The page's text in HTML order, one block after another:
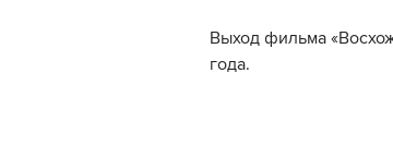
Выход фильма
года.